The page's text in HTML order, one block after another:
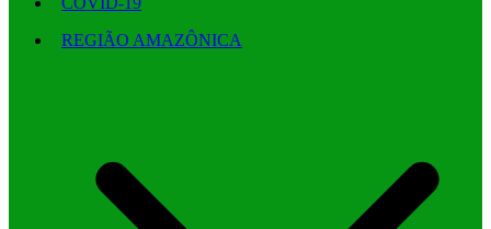
REGIÃO AMAZÔNICA